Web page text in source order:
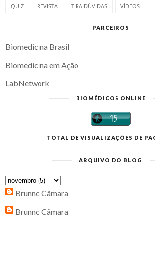
QUIZ REVISTA TIRA DÚVIDAS VÍDEOS
PARCEIROS
Biomedicina Brasil
Biomedicina em Ação
LabNetwork
BIOMÉDICOS ONLINE
TOTAL DE VISUALIZAÇÕES DE
ARQUIVO DO BLOG
Brunno Câmara
Brunno Câmara